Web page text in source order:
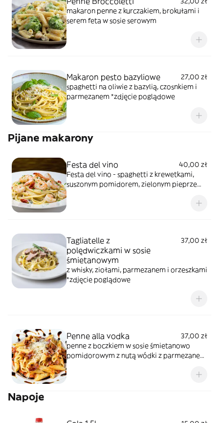
makaron penne z kurczakiem, brokułami i
serem feta w sosie serowym
Makaron pesto bazyliowe
27,00 zł
spaghetti na oliwie z bazylią, czosnkiem i
parmezanem *zdjęcie poglądowe
Pijane makarony
Festa del vino
40,00 zł
Festa del vino - spaghetti z krewetkami,
suszonym pomidorem, zielonym pieprzem i
Tagliatelle z
polędwiczkami w sosie
śmietanowym
37,00 zł
z whisky, ziołami, parmezanem i orzeszkami
*zdjęcie poglądowe
Penne alla vodka
37,00 zł
penne z boczkiem w sosie śmietanowo
pomidorowym z nutą wódki z parmezanem
Napoje